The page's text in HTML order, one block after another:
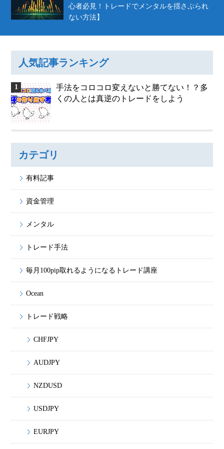
心者必見！トレードでメンタルを揺さぶられ
ない方法】
人気記事ランキング
手法をコロコロ変えないと勝てない！？多
くの人とは真逆のトレードをしよう
カテゴリ
有料記事
資金管理
メンタル
トレード手法
毎月100pip取れるようになるトレード講座
Ocean
トレード戦略
CHFJPY
AUDJPY
NZDUSD
USDJPY
EURJPY